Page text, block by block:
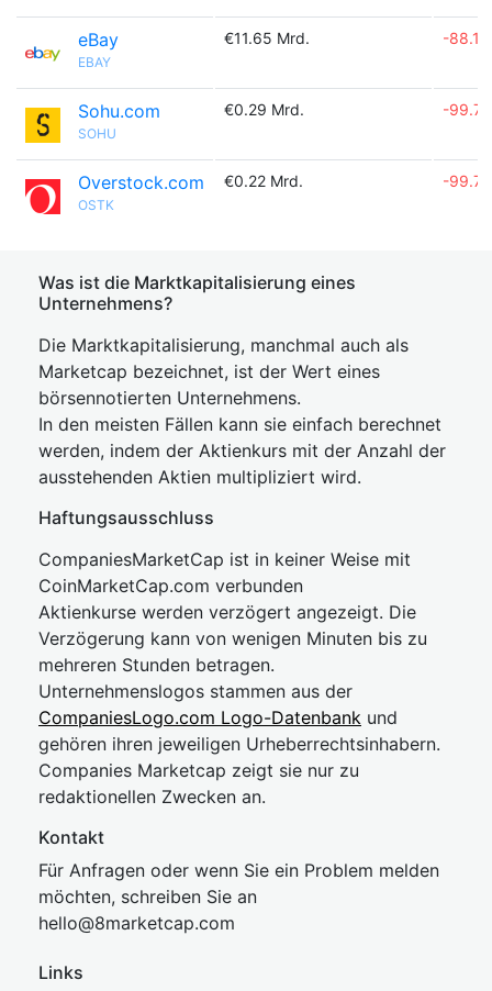
eBay
EBAY
€11.65 Mrd. -
Sohu.com
SOHU
€0.29 Mrd. -
Overstock.com
OSTK
€0.22 Mrd. -
Was ist die Marktkapitalisierung eines
Unternehmens?
Die Marktkapitalisierung, manchmal auch als
Marketcap bezeichnet, ist der Wert eines
börsennotierten Unternehmens.
In den meisten Fällen kann sie einfach berechnet
werden, indem der Aktienkurs mit der Anzahl der
ausstehenden Aktien multipliziert wird.
Haftungsausschluss
CompaniesMarketCap ist in keiner Weise mit
CoinMarketCap.com verbunden
Aktienkurse werden verzögert angezeigt. Die
Verzögerung kann von wenigen Minuten bis zu
mehreren Stunden betragen.
Unternehmenslogos stammen aus der
CompaniesLogo.com Logo-Datenbank und
gehören ihren jeweiligen Urheberrechtsinhabern.
Companies Marketcap zeigt sie nur zu
redaktionellen Zwecken an.
Kontakt
Für Anfragen oder wenn Sie ein Problem melden
möchten, schreiben Sie an
hello@8marketcap.com
Links